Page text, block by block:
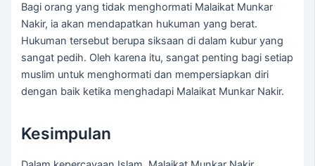
Bagi orang yang tidak menghormati Malaikat Munkar
Nakir, ia akan mendapatkan hukuman yang berat.
Hukuman tersebut berupa siksaan di dalam kubur yang
sangat pedih. Oleh karena itu, sangat penting bagi setiap
muslim untuk menghormati dan mempersiapkan diri
dengan baik ketika menghadapi Malaikat Munkar Nakir.
Kesimpulan